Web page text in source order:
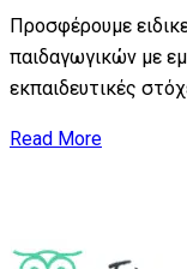
Προσφέρουμε
παιδαγωγικών με
εκπαιδευτικές
Read More